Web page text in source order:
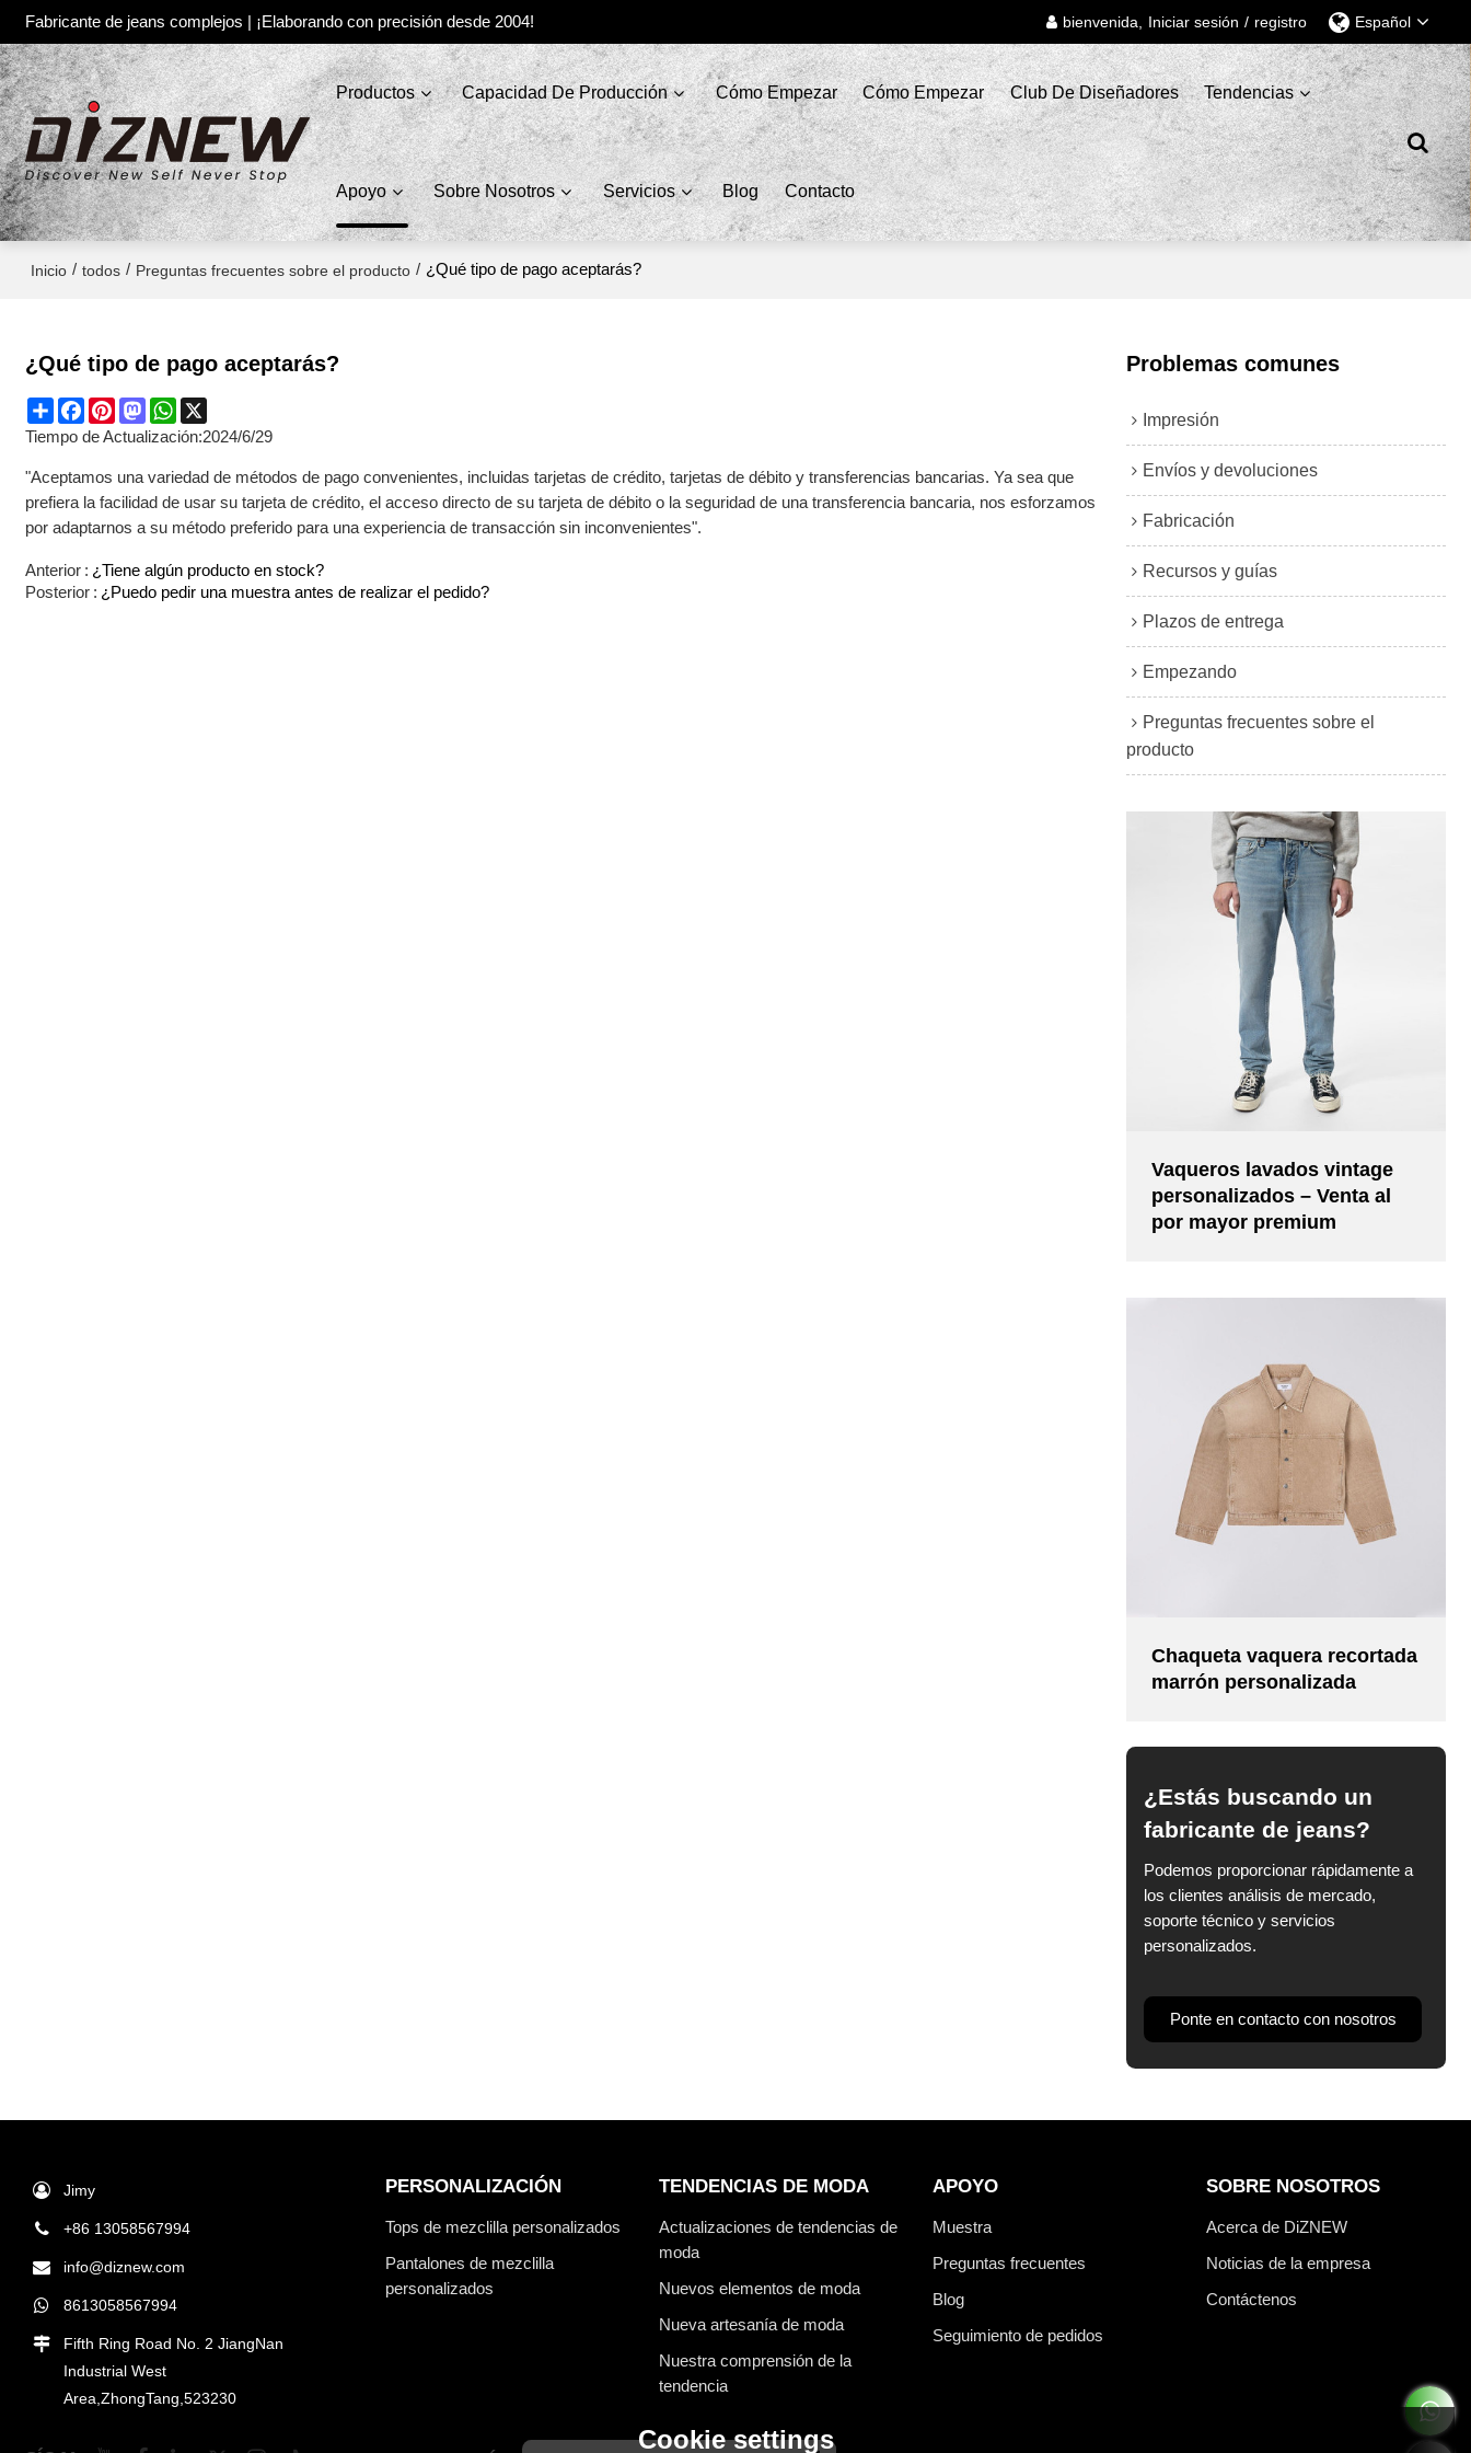
Fabricante de jeans complejos | ¡Elaborando con precisión desde 2004! bienvenida, Iniciar sesión / registro Español
Productos Capacidad De Producción Cómo Empezar Cómo Empezar Club De Diseñadores Tendencias
Apoyo Sobre Nosotros Servicios Blog Contacto
Inicio / todos / Preguntas frecuentes sobre el producto / ¿Qué tipo de pago aceptarás?
¿Qué tipo de pago aceptarás?
ShareFacebook
PinterestMastodonWhatsApp
Tiempo de Actualización:2024/6/29
"Aceptamos una variedad de métodos de pago convenientes, incluidas tarjetas de crédito, tarjetas de débito y transferencias bancarias. Ya sea que
prefiera la facilidad de usar su tarjeta de crédito, el acceso directo de su tarjeta de débito o la seguridad de una transferencia bancaria, nos esforzamos
por adaptarnos a su método preferido para una experiencia de transacción sin inconvenientes".
Anterior
¿Tiene algún producto en stock?
Posterior
¿Puedo pedir una muestra antes de realizar el pedido?
Problemas comunes
Impresión
Envíos y devoluciones
Fabricación
Recursos y guías
Plazos de entrega
Empezando
Preguntas frecuentes sobre el
producto
Vaqueros lavados vintage
personalizados – Venta al
por mayor premium
Chaqueta vaquera recortada
marrón personalizada
¿Estás buscando un
fabricante de jeans?
Podemos proporcionar rápidamente a
los clientes análisis de mercado,
soporte técnico y servicios
personalizados.
Ponte en contacto con nosotros
Jimy
+86 13058567994
info@diznew.com
8613058567994
Fifth Ring Road No. 2 JiangNan
Industrial West
Area,ZhongTang,523230
PERSONALIZACIÓN
Tops de mezclilla personalizados
Pantalones de mezclilla
personalizados
TENDENCIAS DE MODA
Actualizaciones de tendencias de
moda
Nuevos elementos de moda
Nueva artesanía de moda
Nuestra comprensión de la
tendencia
APOYO
Muestra
Preguntas frecuentes
Blog
Seguimiento de pedidos
SOBRE NOSOTROS
Acerca de DiZNEW
Noticias de la empresa
Contáctenos
Cookie settings